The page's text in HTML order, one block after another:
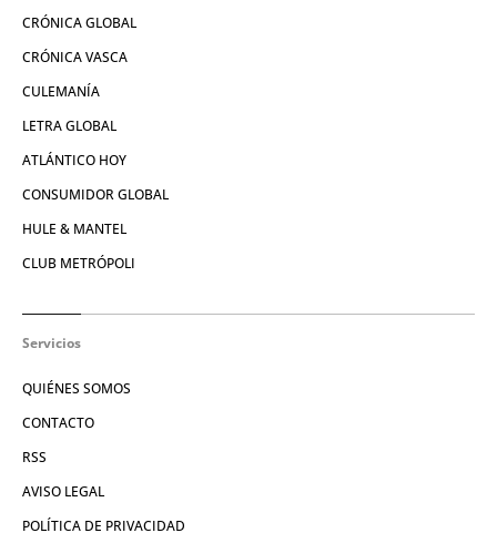
CRÓNICA GLOBAL
CRÓNICA VASCA
CULEMANÍA
LETRA GLOBAL
ATLÁNTICO HOY
CONSUMIDOR GLOBAL
HULE & MANTEL
CLUB METRÓPOLI
Servicios
QUIÉNES SOMOS
CONTACTO
RSS
AVISO LEGAL
POLÍTICA DE PRIVACIDAD